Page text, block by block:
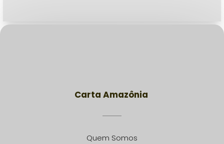
Carta Amazônia
Quem Somos